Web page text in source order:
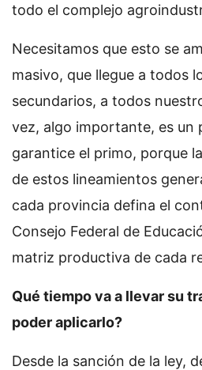
todo el complejo
Necesitamos que esto se
masivo, que llegue a todos
secundarios, a todos
vez, algo importante, es un
garantice el primo, porque
de estos lineamientos
cada provincia defina el
Consejo Federal de
matriz productiva de cada
Qué tiempo va a llevar su
poder aplicarlo?
Desde la sanción de la ley,